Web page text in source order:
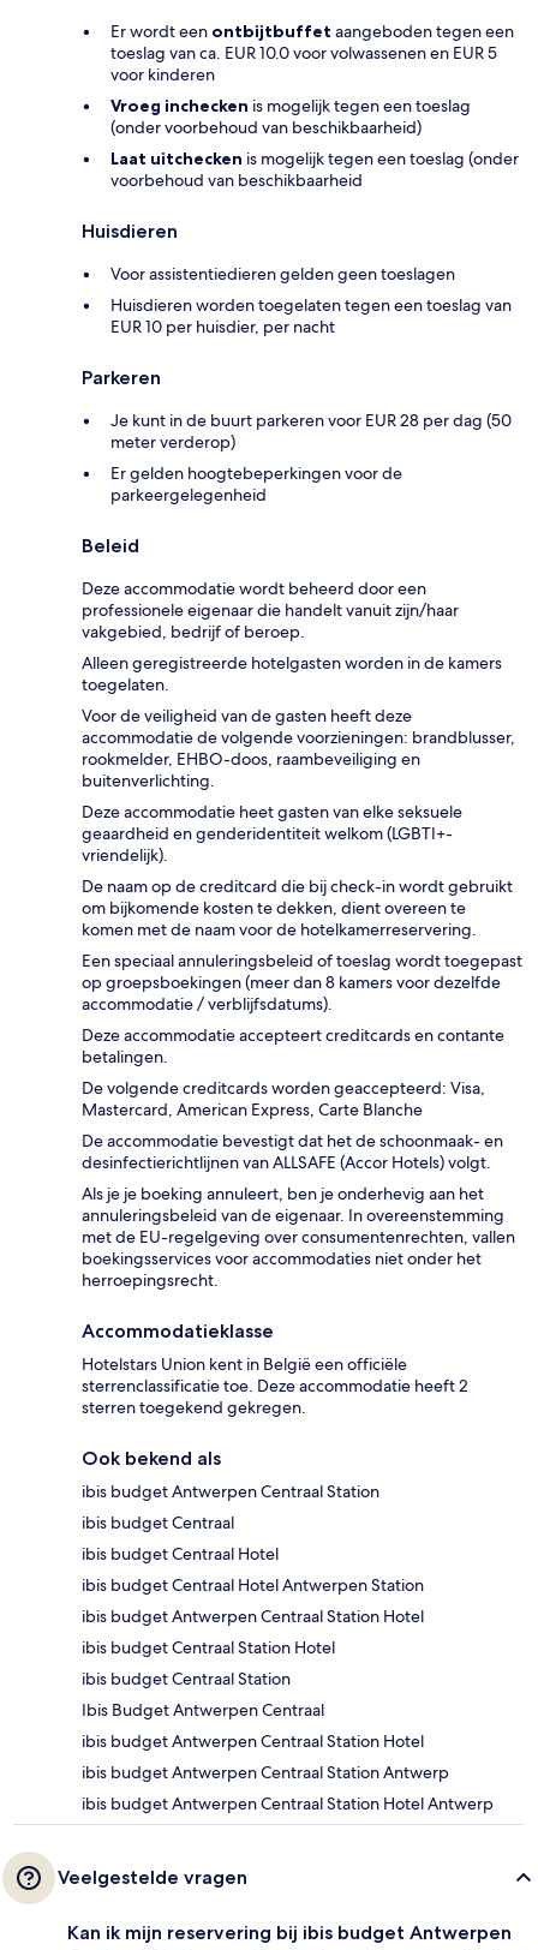
Er wordt een ontbijtbuffet aangeboden tegen een
toeslag van ca. EUR 10.0 voor volwassenen en EUR 5
voor kinderen
Vroeg inchecken is mogelijk tegen een toeslag
(onder voorbehoud van beschikbaarheid)
Laat uitchecken is mogelijk tegen een toeslag (onder
voorbehoud van beschikbaarheid
Huisdieren
Voor assistentiedieren gelden geen toeslagen
Huisdieren worden toegelaten tegen een toeslag van
EUR 10 per huisdier, per nacht
Parkeren
Je kunt in de buurt parkeren voor EUR 28 per dag (50
meter verderop)
Er gelden hoogtebeperkingen voor de
parkeergelegenheid
Beleid
Deze accommodatie wordt beheerd door een
professionele eigenaar die handelt vanuit zijn/haar
vakgebied, bedrijf of beroep.
Alleen geregistreerde hotelgasten worden in de kamers
toegelaten.
Voor de veiligheid van de gasten heeft deze
accommodatie de volgende voorzieningen: brandblusser,
rookmelder, EHBO-doos, raambeveiliging en
buitenverlichting.
Deze accommodatie heet gasten van elke seksuele
geaardheid en genderidentiteit welkom (LGBTI+-
vriendelijk).
De naam op de creditcard die bij check-in wordt gebruikt
om bijkomende kosten te dekken, dient overeen te
komen met de naam voor de hotelkamerreservering.
Een speciaal annuleringsbeleid of toeslag wordt toegepast
op groepsboekingen (meer dan 8 kamers voor dezelfde
accommodatie / verblijfsdatums).
Deze accommodatie accepteert creditcards en contante
betalingen.
De volgende creditcards worden geaccepteerd: Visa,
Mastercard, American Express, Carte Blanche
De accommodatie bevestigt dat het de schoonmaak- en
desinfectierichtlijnen van ALLSAFE (Accor Hotels) volgt.
Als je je boeking annuleert, ben je onderhevig aan het
annuleringsbeleid van de eigenaar. In overeenstemming
met de EU-regelgeving over consumentenrechten, vallen
boekingsservices voor accommodaties niet onder het
herroepingsrecht.
Accommodatieklasse
Hotelstars Union kent in België een officiële
sterrenclassificatie toe. Deze accommodatie heeft 2
sterren toegekend gekregen.
Ook bekend als
ibis budget Antwerpen Centraal Station
ibis budget Centraal
ibis budget Centraal Hotel
ibis budget Centraal Hotel Antwerpen Station
ibis budget Antwerpen Centraal Station Hotel
ibis budget Centraal Station Hotel
ibis budget Centraal Station
Ibis Budget Antwerpen Centraal
ibis budget Antwerpen Centraal Station Hotel
ibis budget Antwerpen Centraal Station Antwerp
ibis budget Antwerpen Centraal Station Hotel Antwerp
Veelgestelde vragen
Kan ik mijn reservering bij ibis budget Antwerpen